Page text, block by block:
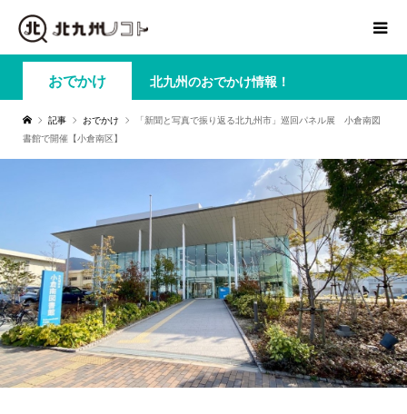
おでかけ 北九州のおでかけ情報！
記事 おでかけ
「新聞と写真で振り返る北九州市」巡回パネル展 小倉南図
書館で開催【小倉南区】